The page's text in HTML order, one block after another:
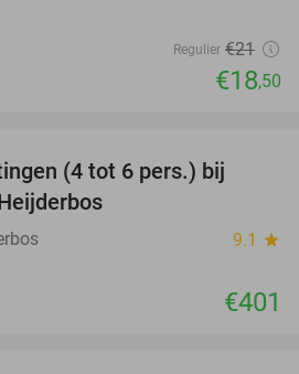
Regulier €21
€18,50
(4 tot 6 pers.) bij
9.1 star
€401